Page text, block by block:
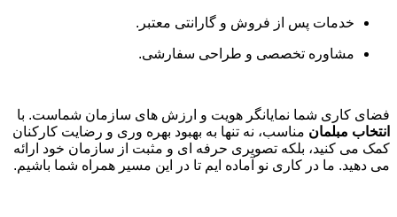
خدمات پس از فروش و گارانتی معتبر .
مشاوره تخصصی و طراحی سفارشی.
فضای کاری شما نمایانگر هویت و ارزش های سازمان شماست. با
انتخاب مبلمان مناسب، نه تنها به بهبود بهره وری و رضایت کارکنان
کمک می کنید، بلکه تصویری حرفه ای و مثبت از سازمان خود ارائه
می دهید. ما در کاری نو آماده ایم تا در این مسیر همراه شما باشیم.